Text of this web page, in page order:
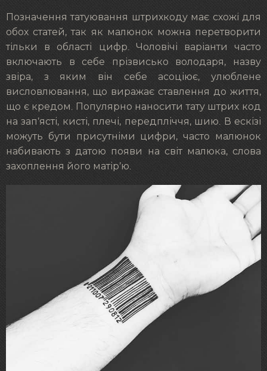
Позначення татуювання штрихкоду має схожі для
обох статей, так як малюнок можна перетворити
тільки в області цифр. Чоловічі варіанти часто
включають в себе прізвисько володаря, назву
звіра, з яким він себе асоціює, улюблене
висловлювання, що виражає ставлення до життя,
що є кредом. Популярно наносити тату штрих код
на зап’ясті, кисті, плечі, передпліччя, шию. В ескізі
можуть бути присутніми цифри, часто малюнок
набивають з датою появи на світ малюка, слова
захоплення його матір’ю.